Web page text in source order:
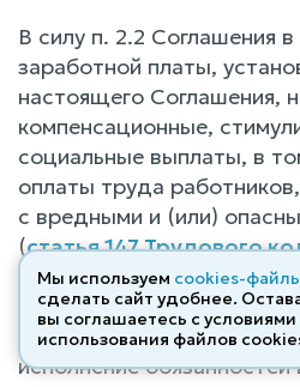
В силу п. 2.2 Соглашения
заработной платы,
настоящего Соглашения,
компенсационные,
социальные выплаты, в
оплаты труда
с вредными и (или)
(статья 147 Трудового
Федерации), доплата за
профессий
обслуживания,
исполнение
Мы используем cookies-
сделать сайт удобнее.
вы соглашаетесь с условиями
использования файлов